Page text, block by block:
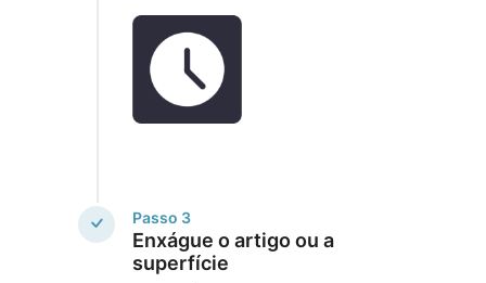
Passo 3
Enxágue o artigo ou a
superfície